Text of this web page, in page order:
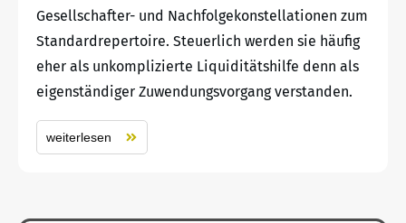
Gesellschafter- und Nachfolgekonstellationen zum
Standardrepertoire. Steuerlich werden sie häufig
eher als unkomplizierte Liquiditätshilfe denn als
eigenständiger Zuwendungsvorgang verstanden.
weiterlesen